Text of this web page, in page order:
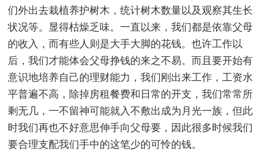
们外出去栽植养护树木，统计树木数量以及观察其生长
状况等。显得枯燥乏味。一直以来，我们都是依靠父母
的收入，而有些人则是大手大脚的花钱。也许工作以
后，我们才能体会父母挣钱的来之不易。而且要开始有
意识地培养自己的理财能力，我们刚出来工作，工资水
平普遍不高，除掉房租餐费和日常的开支，我们常常所
剩无几，一不留神可能就入不敷出成为月光一族，但此
时我们再也不好意思伸手向父母要，因此很多时候我们
要合理支配我们手中的这笔少的可怜的钱。